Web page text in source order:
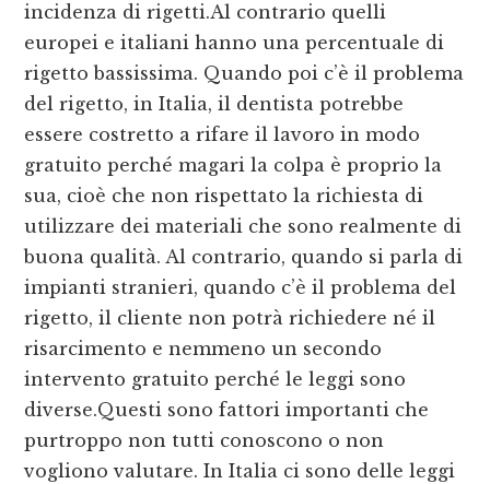
incidenza di rigetti.Al contrario quelli
europei e italiani hanno una percentuale di
rigetto bassissima. Quando poi c’è il problema
del rigetto, in Italia, il dentista potrebbe
essere costretto a rifare il lavoro in modo
gratuito perché magari la colpa è proprio la
sua, cioè che non rispettato la richiesta di
utilizzare dei materiali che sono realmente di
buona qualità. Al contrario, quando si parla di
impianti stranieri, quando c’è il problema del
rigetto, il cliente non potrà richiedere né il
risarcimento e nemmeno un secondo
intervento gratuito perché le leggi sono
diverse.Questi sono fattori importanti che
purtroppo non tutti conoscono o non
vogliono valutare. In Italia ci sono delle leggi